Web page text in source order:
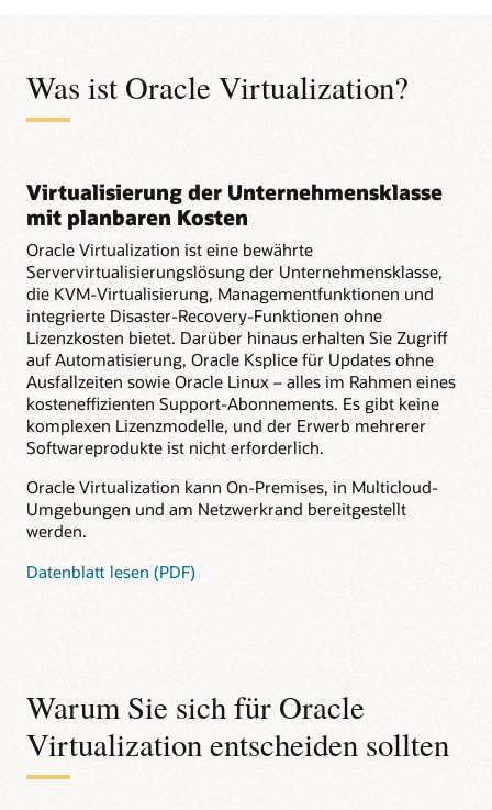
Was ist Oracle Virtualization?
Virtualisierung der Unternehmensklasse
mit planbaren Kosten
Oracle Virtualization ist eine bewährte
Servervirtualisierungslösung der Unternehmensklasse,
die KVM-Virtualisierung, Managementfunktionen und
integrierte Disaster-Recovery-Funktionen ohne
Lizenzkosten bietet. Darüber hinaus erhalten Sie Zugriff
auf Automatisierung, Oracle Ksplice für Updates ohne
Ausfallzeiten sowie Oracle Linux – alles im Rahmen eines
kosteneffizienten Support-Abonnements. Es gibt keine
komplexen Lizenzmodelle, und der Erwerb mehrerer
Softwareprodukte ist nicht erforderlich.
Oracle Virtualization kann On-Premises, in Multicloud-
Umgebungen und am Netzwerkrand bereitgestellt
werden.
Datenblatt lesen (PDF)
Warum Sie sich für Oracle
Virtualization entscheiden sollten